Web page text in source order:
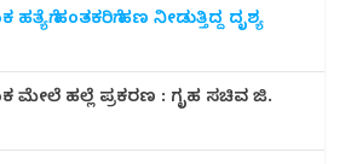
ಹಂತಕರಿಗೆ ಹಣ ನೀಡುತ್ತಿದ್ದ ದೃಶ್ಯ
ಮೇಲೆ ಹಲ್ಲೆ ಪ್ರಕರಣ : ಗೃಹ ಸಚಿವ ಜಿ.